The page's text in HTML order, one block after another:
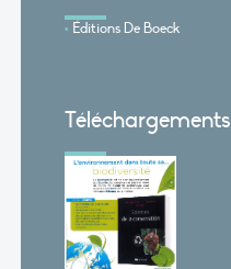
Éditions De Boeck
Téléchargements